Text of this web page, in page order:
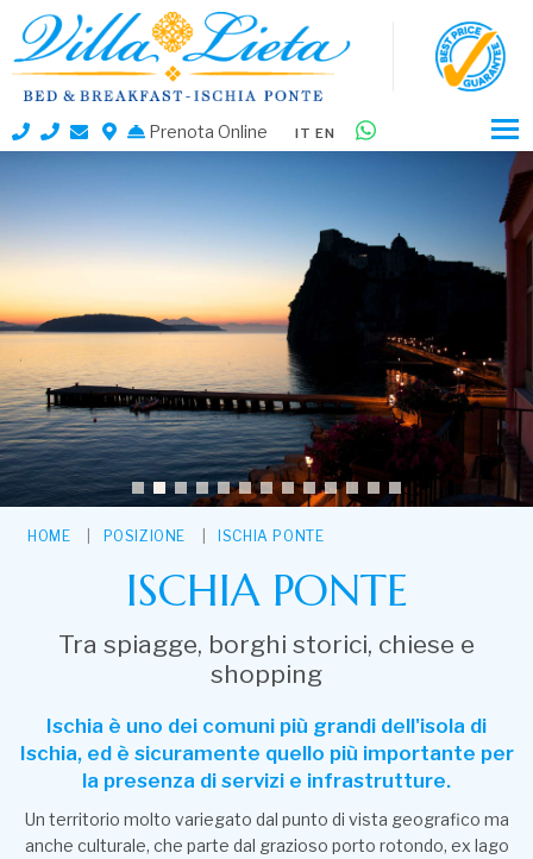
Prenota Online IT EN
HOME POSIZIONE ISCHIA PONTE
ISCHIA PONTE
Tra spiagge, borghi storici, chiese e
shopping
Ischia è uno dei comuni più grandi dell'isola di
Ischia, ed è sicuramente quello più importante per
la presenza di servizi e infrastrutture.
Un territorio molto variegato dal punto di vista geografico ma
anche culturale, che parte dal grazioso porto rotondo, ex lago